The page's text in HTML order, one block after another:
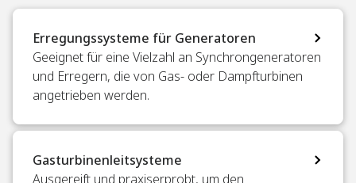
Erregungssysteme für Generatoren
Geeignet für eine Vielzahl an Synchrongeneratoren
und Erregern, die von Gas- oder Dampfturbinen
angetrieben werden.
Gasturbinenleitsysteme
Ausgereift und praxiserprobt, um den